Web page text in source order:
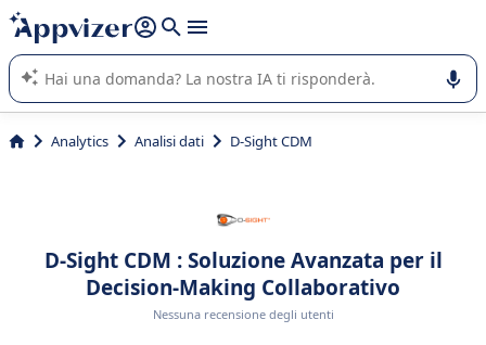
righe con
shift + enter
L'IA di Appvizer vi guida nell'utilizzo o nella scelta di un
software SaaS per la vostra azienda.
Analytics Analisi dati D-Sight CDM
D-Sight CDM : Soluzione Avanzata per il
Decision-Making Collaborativo
Nessuna recensione degli utenti